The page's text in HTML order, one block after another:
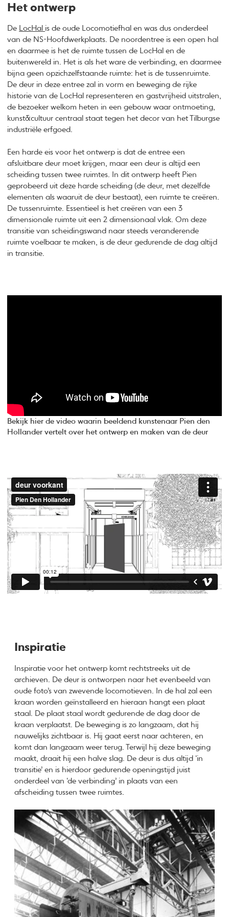
Het ontwerp
De LocHal is de oude Locomotiefhal en was dus onderdeel
van de NS-Hoofdwerkplaats. De noordentree is een open hal
en daarmee is het de ruimte tussen de LocHal en de
buitenwereld in. Het is als het ware de verbinding, en daarmee
bijna geen opzichzelfstaande ruimte: het is de tussenruimte.
De deur in deze entree zal in vorm en beweging de rijke
historie van de LocHal representeren en gastvrijheid uitstralen,
de bezoeker welkom heten in een gebouw waar ontmoeting,
kunst&cultuur centraal staat tegen het decor van het Tilburgse
industriële erfgoed.
Een harde eis voor het ontwerp is dat de entree een
afsluitbare deur moet krijgen, maar een deur is altijd een
scheiding tussen twee ruimtes. In dit ontwerp heeft Pien
geprobeerd uit deze harde scheiding (de deur, met dezelfde
elementen als waaruit de deur bestaat), een ruimte te creëren.
De tussenruimte. Essentieel is het creëren van een 3
dimensionale ruimte uit een 2 dimensionaal vlak. Om deze
transitie van scheidingswand naar steeds veranderende
ruimte voelbaar te maken, is de deur gedurende de dag altijd
in transitie.
Bekijk hier de video waarin beeldend kunstenaar Pien den
Hollander vertelt over het ontwerp en maken van de deur
Inspiratie
Inspiratie voor het ontwerp komt rechtstreeks uit de
archieven. De deur is ontworpen naar het evenbeeld van
oude foto’s van zwevende locomotieven. In de hal zal een
kraan worden geïnstalleerd en hieraan hangt een plaat
staal. De plaat staal wordt gedurende de dag door de
kraan verplaatst. De beweging is zo langzaam, dat hij
nauwelijks zichtbaar is. Hij gaat eerst naar achteren, en
komt dan langzaam weer terug. Terwijl hij deze beweging
maakt, draait hij een halve slag. De deur is dus altijd ‘in
transitie’ en is hierdoor gedurende openingstijd juist
onderdeel van ‘de verbinding’ in plaats van een
afscheiding tussen twee ruimtes.